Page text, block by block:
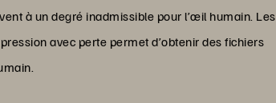
à un degré inadmissible pour l’œil humain. Les
avec perte permet d’obtenir des fichiers